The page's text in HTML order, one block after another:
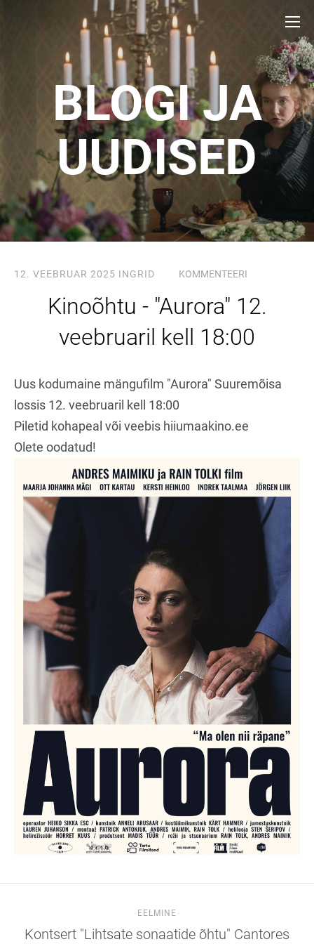
BLOGI JA
UUDISED
12. VEEBRUAR 2025 INGRID KOMMENTEERI
Kinoõhtu - "Aurora" 12.
veebruaril kell 18:00
Uus kodumaine mängufilm "Aurora" Suuremõisa
lossis 12. veebruaril kell 18:00
Piletid kohapeal või veebis hiiumaakino.ee
Olete oodatud!
EELMINE
Kontsert "Lihtsate sonaatide õhtu" Cantores